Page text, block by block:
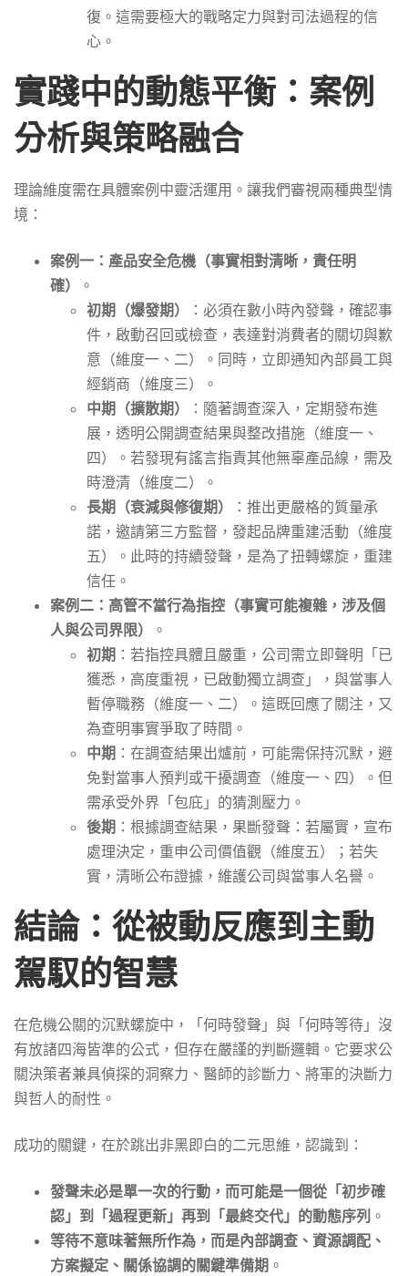
復。這需要極大的戰略定力與對司法過程的信
心。
實踐中的動態平衡：案例
分析與策略融合
理論維度需在具體案例中靈活運用。讓我們審視兩種典型情
境：
案例一：產品安全危機（事實相對清晰，責任明
確）
。
初期（爆發期）
：必須在數小時內發聲，確認事
件，啟動召回或檢查，表達對消費者的關切與歉
意（維度一、二）。同時，立即通知內部員工與
經銷商（維度三）。
中期（擴散期）
：隨著調查深入，定期發布進
展，透明公開調查結果與整改措施（維度一、
四）。若發現有謠言指責其他無辜產品線，需及
時澄清（維度二）。
長期（衰減與修復期）
：推出更嚴格的質量承
諾，邀請第三方監督，發起品牌重建活動（維度
五）。此時的持續發聲，是為了扭轉螺旋，重建
信任。
案例二：高管不當行為指控（事實可能複雜，涉及個
人與公司界限）
。
初期 ：若指控具體且嚴重，公司需立即聲明「已
獲悉，高度重視，已啟動獨立調查」，與當事人
暫停職務（維度一、二）。這既回應了關注，又
為查明事實爭取了時間。
中期 ：在調查結果出爐前，可能需保持沉默，避
免對當事人預判或干擾調查（維度一、四）。但
需承受外界「包庇」的猜測壓力。
後期 ：根據調查結果，果斷發聲：若屬實，宣布
處理決定，重申公司價值觀（維度五）；若失
實，清晰公布證據，維護公司與當事人名譽。
結論：從被動反應到主動
駕馭的智慧
在危機公關的沉默螺旋中，「何時發聲」與「何時等待」沒
有放諸四海皆準的公式，但存在嚴謹的判斷邏輯。它要求公
關決策者兼具偵探的洞察力、醫師的診斷力、將軍的決斷力
與哲人的耐性。
成功的關鍵，在於跳出非黑即白的二元思維，認識到：
發聲未必是單一次的行動，而可能是一個從「初步確
認」到「過程更新」再到「最終交代」的動態序列 。
等待不意味著無所作為，而是內部調查、資源調配、
方案擬定、關係協調的關鍵準備期 。